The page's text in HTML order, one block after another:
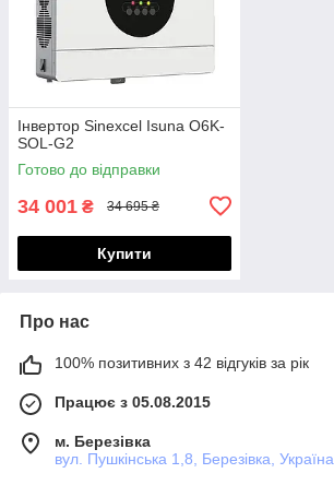
Інвертор Sinexcel Isuna O6K-
SOL-G2
Готово до відправки
34 001 ₴ 34 695 ₴
Купити
Про нас
100% позитивних з 42 відгуків за рік
Працює з 05.08.2015
м. Березівка
вул. Пушкінська 1,8, Березівка, Україна